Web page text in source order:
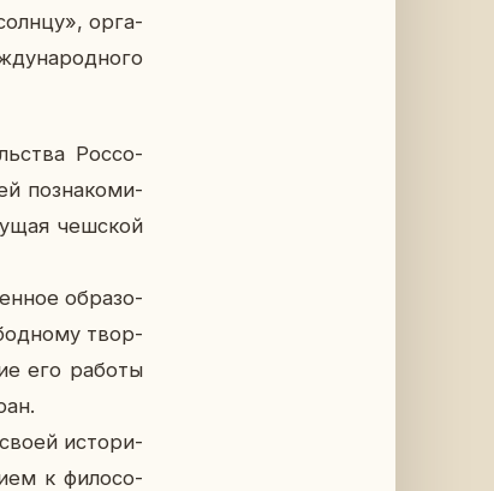
ор­га­
Рос­со­
по­зна­ко­ми­
чеш­ской
об­ра­зо­
твор­
его работы
ис­то­ри­
к фи­ло­со­